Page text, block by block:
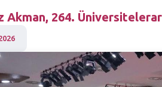
Akman, 264.